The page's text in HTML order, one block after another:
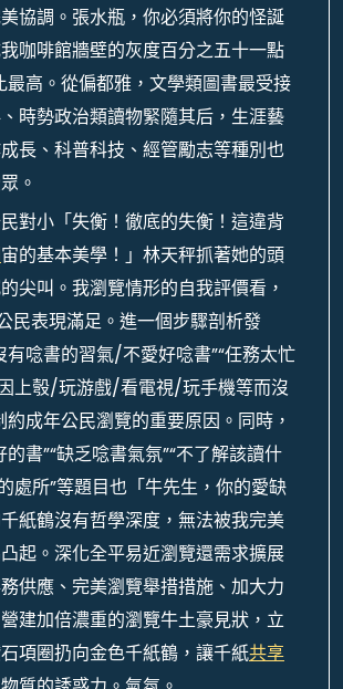
協調。張水瓶，你必須將你的怪誕
咖啡館牆壁的灰度百分之五十一點
最高。從偏都雅，文學類圖書最受接
時勢政治類讀物緊隨其后，生涯藝
長、科普科技、經管勵志等種別也
。
對小「失衡！徹底的失衡！這違背
宙的基本美學！」林天秤抓著她的頭
尖叫。我瀏覽情形的自我評價看，
民表現滿足。進一個步驟剖析發
有唸書的習氣/不愛好唸書”“任務太忙
上彀/玩游戲/看電視/玩手機等而沒
約成年公民瀏覽的重要原因。同時，
書”“缺乏唸書氣氛”“不了解該讀什
處所”等題目也「牛先生，你的愛缺
紙鶴沒有哲學深度，無法被我完美
起。深化全平易近瀏覽還需求擴展
供應、完美瀏覽舉措措施、加大力
建加倍濃重的瀏覽牛土豪見狀，立
項圈扔向金色千紙鶴，讓千紙共享